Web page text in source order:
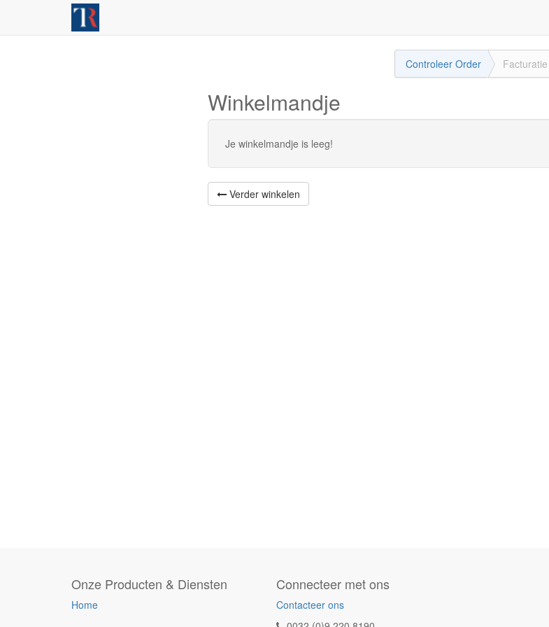
Controleer Order Facturatie
Winkelmandje
Je winkelmandje is leeg!
Verder winkelen
Onze Producten & Diensten
Home
Connecteer met ons
Contacteer ons